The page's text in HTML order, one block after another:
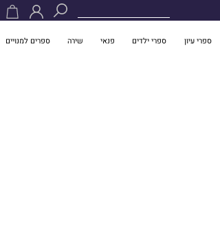
ספרי עיון ספרי ילדים פנאי שירה ספרים למנויים